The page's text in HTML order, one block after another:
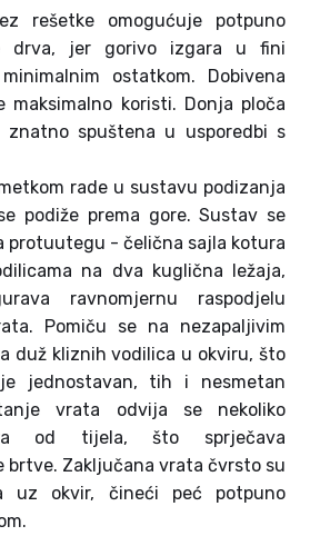
rešetke omogućuje potpuno
drva, jer gorivo izgara u fini
ostatkom. Dobivena
maksimalno koristi. Donja ploča
znatno spuštena u usporedbi s
rade u sustavu podizanja
podiže prema gore. Sustav se
protuutegu - čelična sajla kotura
na dva kuglična ležaja,
ravnomjernu raspodjelu
Pomiču se na nezapaljivim
duž kliznih vodilica u okviru, što
jednostavan, tih i nesmetan
vrata odvija se nekoliko
od tijela, što sprječava
brtve. Zaključana vrata čvrsto su
uz okvir, čineći peć potpuno